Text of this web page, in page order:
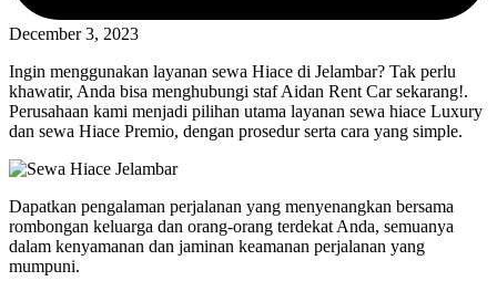
December 3, 2023
Ingin menggunakan layanan sewa Hiace di Jelambar? Tak perlu
khawatir, Anda bisa menghubungi staf Aidan Rent Car sekarang!.
Perusahaan kami menjadi pilihan utama layanan sewa hiace Luxury
dan sewa Hiace Premio, dengan prosedur serta cara yang simple.
Dapatkan pengalaman perjalanan yang menyenangkan bersama
rombongan keluarga dan orang-orang terdekat Anda, semuanya
dalam kenyamanan dan jaminan keamanan perjalanan yang
mumpuni.